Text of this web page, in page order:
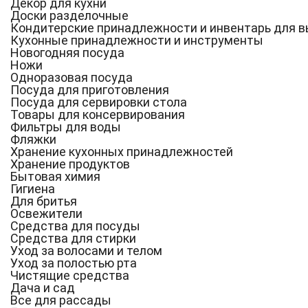
Декор для кухни
Доски разделочные
Кондитерские принадлежности и инвентарь для
Кухонные принадлежности и инструменты
Новогодняя посуда
Ножи
Одноразовая посуда
Посуда для приготовления
Посуда для сервировки стола
Товары для консервирования
Фильтры для воды
Фляжки
Хранение кухонных принадлежностей
Хранение продуктов
Бытовая химия
Гигиена
Для бритья
Освежители
Средства для посуды
Средства для стирки
Уход за волосами и телом
Уход за полостью рта
Чистящие средства
Дача и сад
Все для рассады